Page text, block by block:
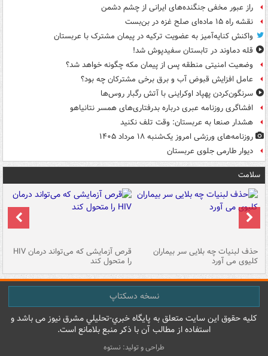
راز عبور مخفی جنگنده‌های ایرانی از چشم دشمن
نقشه راه ۱۵ ماده‌ای صلح غزه در بن‌بست
واکنش کنایه‌آمیز به عضویت ترکیه در پیمان مشترک با عربستان
قله دماوند در تابستان سفیدپوش شد!
وضعیت امنیتی منطقه پس از پیمان مکه چگونه خواهد شد؟
عامل افزایش قبوض آب و برق برخی مشترکان چه بود؟
سرنگون‌کردن پهپاد اوکراینی با آتش رگبار روس‌ها
افشاگری روزنامه عبری درباره بدرفتاری‌های همسر نتانیاهو
هشدار صنعا به عربستان: وقت تلف نکنید
روزنامه‌های ورزشی امروز یک‌شنبه ۱۸ مرداد ۱۴۰۵
دیوار طارمی جلوی عربستان
سلامت
حذف لبنیات چه بلایی سر بیماران
کلیوی می آورد
قرص آزمایشی که می‌تواند درمان HIV
را متحول کند
نسخه دسکتاپ
کليه حقوق اين سايت متعلق به پایگاه خبري-تحليلي مشرق نيوز می باشد و
استفاده از مطالب آن با ذکر منبع بلامانع است.
طراحی و تولید: نستوه